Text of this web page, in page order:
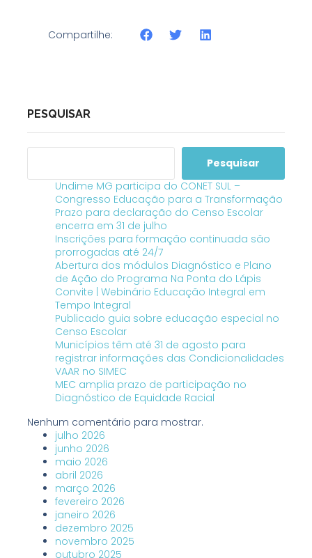
Compartilhe:
PESQUISAR
Pesquisar
Undime MG participa do CONET SUL –
Congresso Educação para a Transformação
Prazo para declaração do Censo Escolar
encerra em 31 de julho
Inscrições para formação continuada são
prorrogadas até 24/7
Abertura dos módulos Diagnóstico e Plano
de Ação do Programa Na Ponta do Lápis
Convite | Webinário Educação Integral em
Tempo Integral
Publicado guia sobre educação especial no
Censo Escolar
Municípios têm até 31 de agosto para
registrar informações das Condicionalidades
VAAR no SIMEC
MEC amplia prazo de participação no
Diagnóstico de Equidade Racial
Nenhum comentário para mostrar.
julho 2026
junho 2026
maio 2026
abril 2026
março 2026
fevereiro 2026
janeiro 2026
dezembro 2025
novembro 2025
outubro 2025